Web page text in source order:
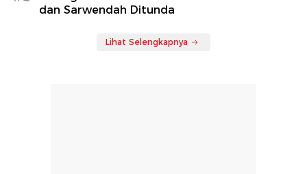
dan Sarwendah Ditunda
Lihat Selengkapnya